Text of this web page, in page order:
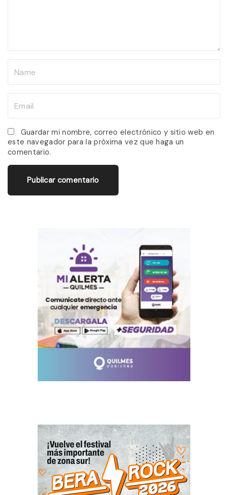
*
a
i
l
Guardar mi nombre, correo electrónico y sitio web en
este navegador para la próxima vez que haga un
comentario.